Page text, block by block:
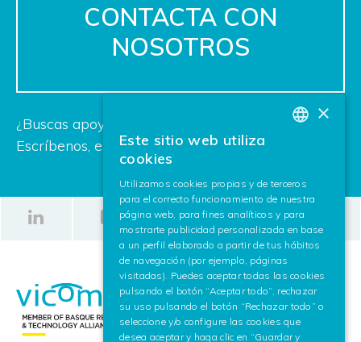
CONTACTA CON
NOSOTROS
¿Buscas apoyo para tu próximo proyecto?
Escríbenos, estamos deseando ayudarte.
ENGLISH
×
Este sitio web utiliza
cookies
Utilizamos cookies propias y de terceros
para el correcto funcionamiento de nuestra
página web, para fines analíticos y para
mostrarte publicidad personalizada en base
a un perfil elaborado a partir de tus hábitos
de navegación (por ejemplo, páginas
visitadas). Puedes aceptar todas las cookies
pulsando el botón “Aceptar todo”, rechazar
su uso pulsando el botón “Rechazar todo” o
seleccione y/o configure las cookies que
desea aceptar y haga clic en “Guardar y